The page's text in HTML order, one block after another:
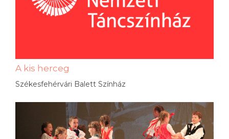
A kis herceg
Székesfehérvári Balett Színház